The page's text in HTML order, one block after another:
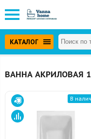
КАТАЛОГ
ВАННА АКРИЛОВАЯ
В